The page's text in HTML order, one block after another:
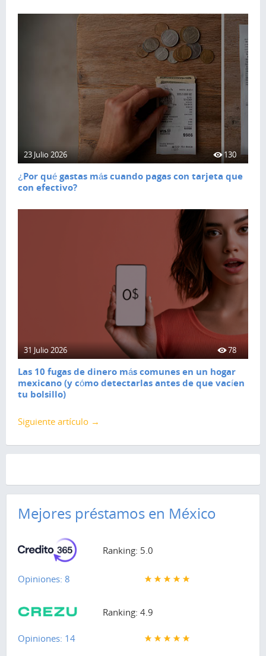
23 Julio 2026 130
¿Por qué gastas más cuando pagas con tarjeta que
con efectivo?
31 Julio 2026 78
Las 10 fugas de dinero más comunes en un hogar
mexicano (y cómo detectarlas antes de que vacíen
tu bolsillo)
Siguiente artículo →
Mejores préstamos en México
Ranking: 5.0
Opiniones: 8
Ranking: 4.9
Opiniones: 14